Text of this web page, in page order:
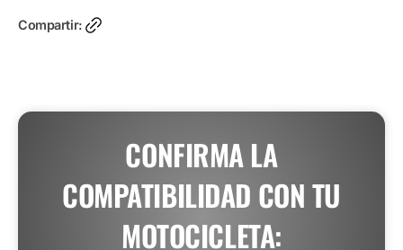
DBX40
Davidson
(Colas)
Davidson
Touring
Trike
(Colas)
Compartir:
CONFIRMA LA
COMPATIBILIDAD CON TU
MOTOCICLETA: